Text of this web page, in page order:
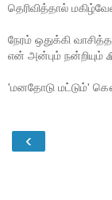
தெரிவித்தால்
நேரம் ஒதுக்கி
என் அன்பும் நன்றியும்
'மனதோடு மட்டும்'
‹